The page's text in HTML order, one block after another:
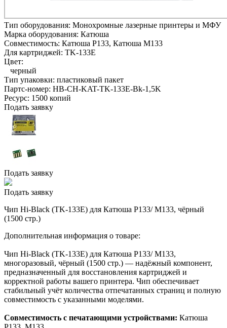
Тип оборудования: Монохромные лазерные принтеры и МФУ
Марка оборудования: Катюша
Совместимость: Катюша P133, Катюша M133
Для картриджей: TK-133E
Цвет:
черный
Тип упаковки: пластиковый пакет
Партс-номер: HB-CH-KAT-TK-133E-Bk-1,5K
Ресурс: 1500 копий
Подать заявку
Подать заявку
Подать заявку
Чип Hi-Black (TK-133E) для Катюша P133/ M133, чёрный
(1500 стр.)
Дополнительная информация о товаре:
Чип Hi-Black (TK-133E) для Катюша P133/ M133,
многоразовый, чёрный (1500 стр.) — надёжный компонент,
предназначенный для восстановления картриджей и
корректной работы вашего принтера. Чип обеспечивает
стабильный учёт количества отпечатанных страниц и полную
совместимость с указанными моделями.
Совместимость с печатающими устройствами: Катюша